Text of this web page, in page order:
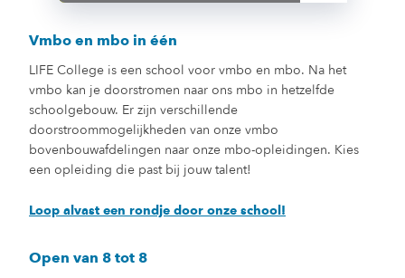
Vmbo en mbo in één
LIFE College is een school voor vmbo en mbo. Na het
vmbo kan je doorstromen naar ons mbo in hetzelfde
schoolgebouw. Er zijn verschillende
doorstroommogelijkheden van onze vmbo
bovenbouwafdelingen naar onze mbo-opleidingen. Kies
een opleiding die past bij jouw talent!
Loop alvast een rondje door onze school!
Open van 8 tot 8